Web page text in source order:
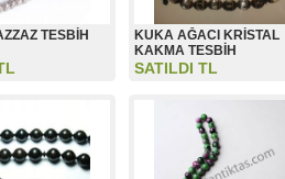
TESBİH
KUKA AĞACI KRİSTAL
KAKMA TESBİH
SATILDI TL